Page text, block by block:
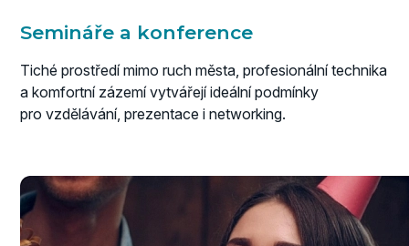
Semináře a konference
Tiché prostředí mimo ruch města, profesionální technika
a komfortní zázemí vytvářejí ideální podmínky
pro vzdělávání, prezentace i networking.